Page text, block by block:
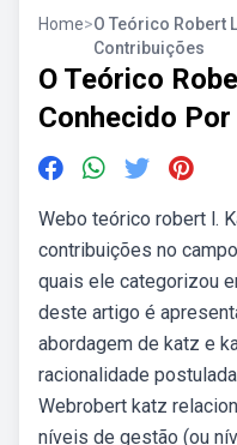
Home>O Teórico Robert
Contribuições
O Teórico
Conhecido
Webo teórico robert l.
contribuições no
quais ele categorizou
deste artigo é
abordagem de katz e
racionalidade
Webrobert katz
níveis de gestão (ou